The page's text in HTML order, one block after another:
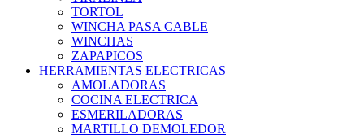
TORTOL
WINCHA PASA CABLE
WINCHAS
ZAPAPICOS
HERRAMIENTAS ELECTRICAS
AMOLADORAS
COCINA ELECTRICA
ESMERILADORAS
MARTILLO DEMOLEDOR